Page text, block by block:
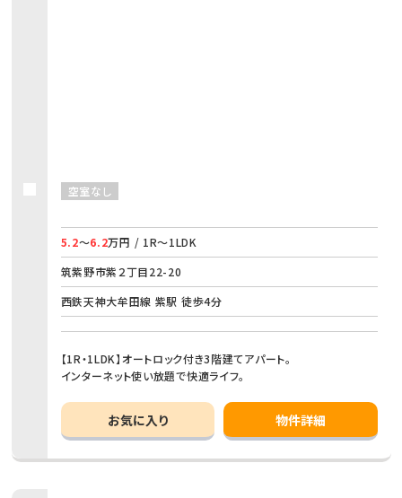
空室なし
5.2～6.2万円 / 1R～1LDK
筑紫野市紫２丁目22-20
西鉄天神大牟田線 紫駅 徒歩4分
【1R・1LDK】オートロック付き3階建てアパート。
インターネット使い放題で快適ライフ。
お気に入り 物件詳細